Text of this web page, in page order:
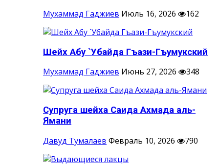
Мухаммад Гаджиев Июль 16, 2026 162
Шейх Абу `Убайда Гъази-Гъумукский
Мухаммад Гаджиев Июнь 27, 2026 348
Супруга шейха Саида Ахмада аль-
Ямани
Давуд Тумалаев Февраль 10, 2026 790